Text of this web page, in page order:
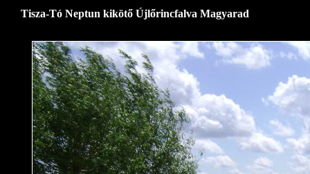
Tisza-Tó Neptun kikötő Újlőrincfalva Magyarad